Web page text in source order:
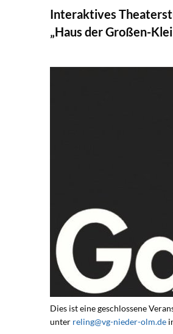
Interaktives
„Haus der Großen-
Dies ist eine geschlossene
unter reling@vg-nieder-olm.de